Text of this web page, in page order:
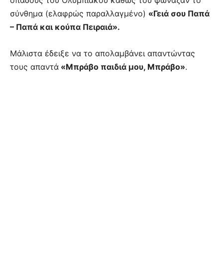
σύνθημα (ελαφρώς παραλλαγμένο) «Γειά σου Παπά
– Παπά και κούπα Πειραιά».
Μάλιστα έδειξε να το απολαμβάνει απαντώντας
τους απαντά «Μπράβο παιδιά μου, Μπράβο».